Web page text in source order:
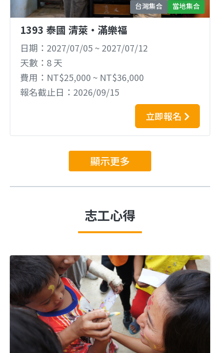
台灣集合 當地集合
1393 泰國 清萊‧滿樂福
日期 2027/07/05 ~ 2027/07/12
天數
8 天
費用
NT$25,000 ~ NT$36,000
報名截止日
2026/09/15
立即報名
顯示更多
志工心得